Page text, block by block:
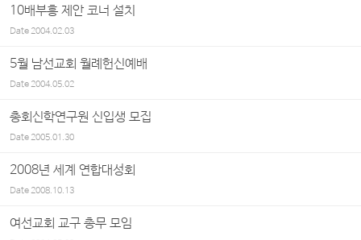
10배부흥 제안 코너 설치
Date2004.02.03
5월 남선교회 월례헌신예배
Date2004.05.02
총회신학연구원 신입생 모집
Date2005.01.30
2008년 세계 연합대성회
Date2008.10.13
여선교회 교구 총무 모임